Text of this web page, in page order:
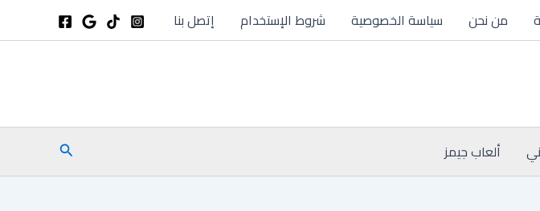
من نحن سياسة الخصوصية شروط الإستخدام إتصل بنا
ألعاب جيمز البحث